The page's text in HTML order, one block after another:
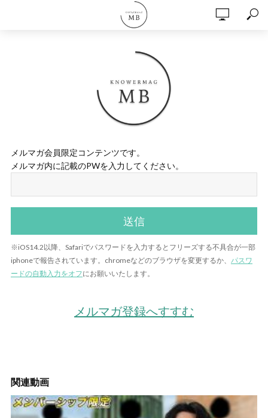
メルマガ会員限定コンテンツです。
メルマガ内に記載のPWを入力してください。
※iOS14.2以降、Safariでパスワードを入力するとフリーズする不具合が一部
iphoneで報告されています。chromeなどのブラウザを変更するか、 パスワ
ードの自動入力をオフにお願いいたします。
メルマガ登録へすすむ
関連動画